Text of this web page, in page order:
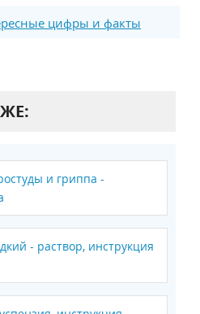
цифры и факты
и гриппа -
- раствор, инструкция